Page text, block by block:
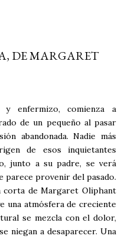
DE MARGARET
y enfermizo, comienza a
de un pequeño al pasar
abandonada. Nadie más
de esos inquietantes
junto a su padre, se verá
parece provenir del pasado.
corta de Margaret Oliphant
una atmósfera de creciente
se mezcla con el dolor,
niegan a desaparecer. Una